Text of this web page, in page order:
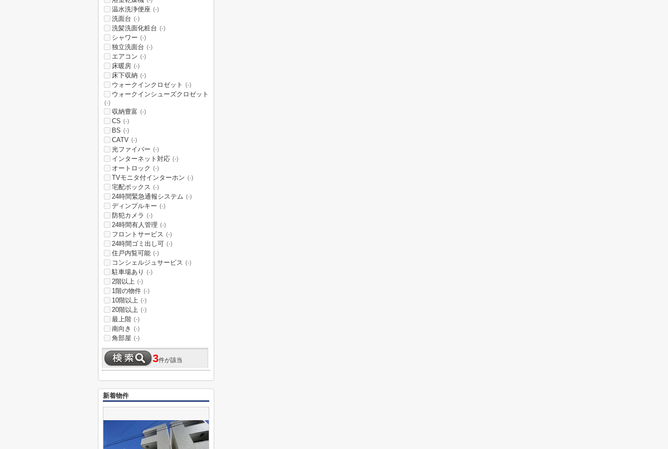
温水洗浄便座 (-)
洗面台 (-)
洗髪洗面化粧台 (-)
シャワー (-)
独立洗面台 (-)
エアコン (-)
床暖房 (-)
床下収納 (-)
ウォークインクロゼット (-)
ウォークインシューズクロゼット
(-)
収納豊富 (-)
CS (-)
BS (-)
CATV (-)
光ファイバー (-)
インターネット対応 (-)
オートロック (-)
TVモニタ付インターホン (-)
宅配ボックス (-)
24時間緊急通報システム (-)
ディンプルキー (-)
防犯カメラ (-)
24時間有人管理 (-)
フロントサービス (-)
24時間ゴミ出し可 (-)
住戸内覧可能 (-)
コンシェルジュサービス (-)
駐車場あり (-)
2階以上 (-)
1階の物件 (-)
10階以上 (-)
20階以上 (-)
最上階 (-)
南向き (-)
角部屋 (-)
3件が該当
新着物件